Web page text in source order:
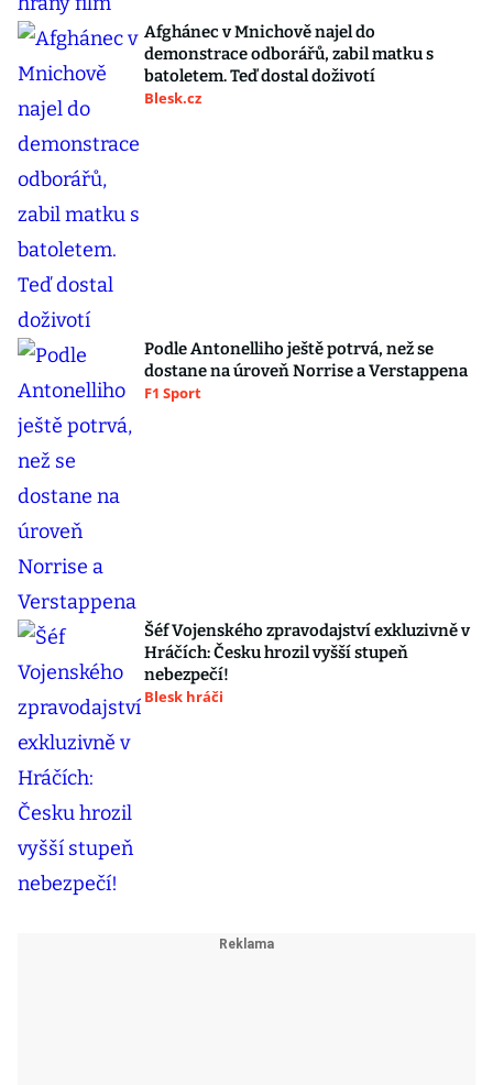
Afghánec v Mnichově najel do
demonstrace odborářů, zabil matku s
batoletem. Teď dostal doživotí
Blesk.cz
Podle Antonelliho ještě potrvá, než se
dostane na úroveň Norrise a Verstappena
F1 Sport
Šéf Vojenského zpravodajství exkluzivně v
Hráčích: Česku hrozil vyšší stupeň
nebezpečí!
Blesk hráči